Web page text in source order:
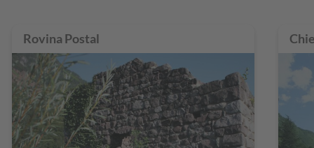
Rovina Postal